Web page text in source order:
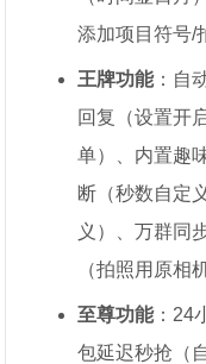
添加项目符号/
王牌功能：自
回复（设置开
单）、内置趣
断（秒数自定
义）、万群同
（拍照用原相
至尊功能：24
包延迟秒抢（